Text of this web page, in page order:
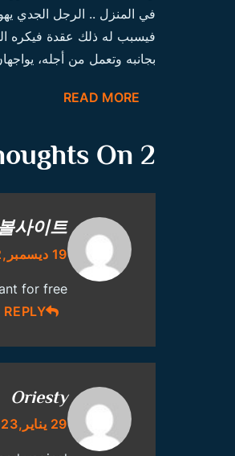
في المنزل .. الرجل الجدي
فيسبب له ذلك عقدة فيكره
بجانبه وتعمل من أجله،
READ MORE
2 Thoughts On “
사이트
19 ديسمبر,2022 AT 4:59 ص
for free.
REPLY
Oriesty
29 يناير,2023 AT 6:12 ص